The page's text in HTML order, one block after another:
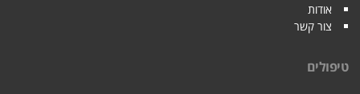
אודות
צור קשר
טיפולים